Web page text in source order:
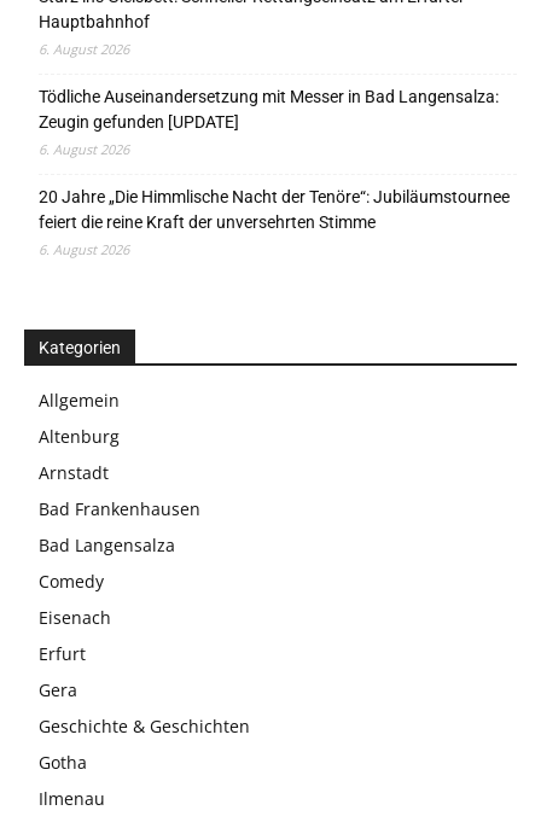
Hauptbahnhof
6. August 2026
Tödliche Auseinandersetzung mit Messer in Bad Langensalza:
Zeugin gefunden [UPDATE]
6. August 2026
20 Jahre „Die Himmlische Nacht der Tenöre“: Jubiläumstournee
feiert die reine Kraft der unversehrten Stimme
6. August 2026
Kategorien
Allgemein
Altenburg
Arnstadt
Bad Frankenhausen
Bad Langensalza
Comedy
Eisenach
Erfurt
Gera
Geschichte & Geschichten
Gotha
Ilmenau